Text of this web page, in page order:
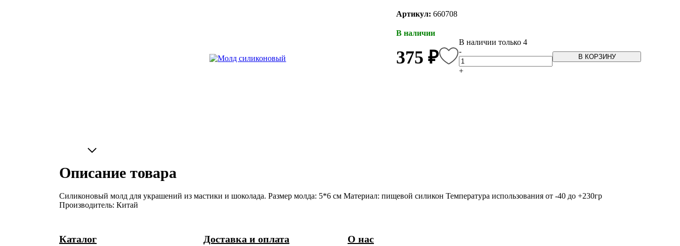
Артикул: 660708
В наличии
375 ₽
В наличии только 4
-
+
В КОРЗИНУ
Описание товара
Силиконовый молд для украшений из мастики и шоколада. Размер молда: 5*6 см Материал: пищевой силикон Температура использования от -40 до +230гр
Производитель: Китай
Каталог Доставка и оплата О нас